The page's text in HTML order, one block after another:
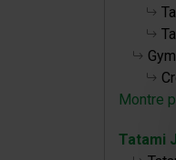
Montre
Tatami